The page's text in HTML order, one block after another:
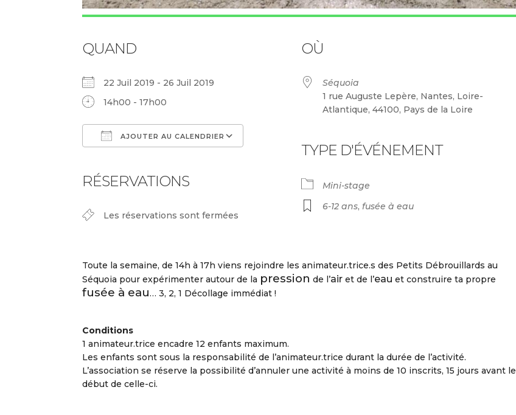
QUAND
22 Juil 2019 - 26 Juil 2019
14h00 - 17h00
AJOUTER AU CALENDRIER
RÉSERVATIONS
Les réservations sont fermées
OÙ
Séquoia
1 rue Auguste Lepère, Nantes, Loire-
Atlantique, 44100, Pays de la Loire
TYPE D'ÉVÉNEMENT
Mini-stage
6-12 ans, fusée à eau
Toute la semaine, de 14h à 17h viens rejoindre les animateur.trice.s des Petits Débrouillards au
Séquoia pour expérimenter autour de la pression de l’airet de l’eau et construire ta propre
fusée à eau… 3, 2, 1 Décollage immédiat !
Conditions
1 animateur.trice encadre 12 enfants maximum.
Les enfants sont sous la responsabilité de l’animateur.trice durant la durée de l’activité.
L’association se réserve la possibilité d’annuler une activité à moins de 10 inscrits, 15 jours avant le
début de celle-ci.